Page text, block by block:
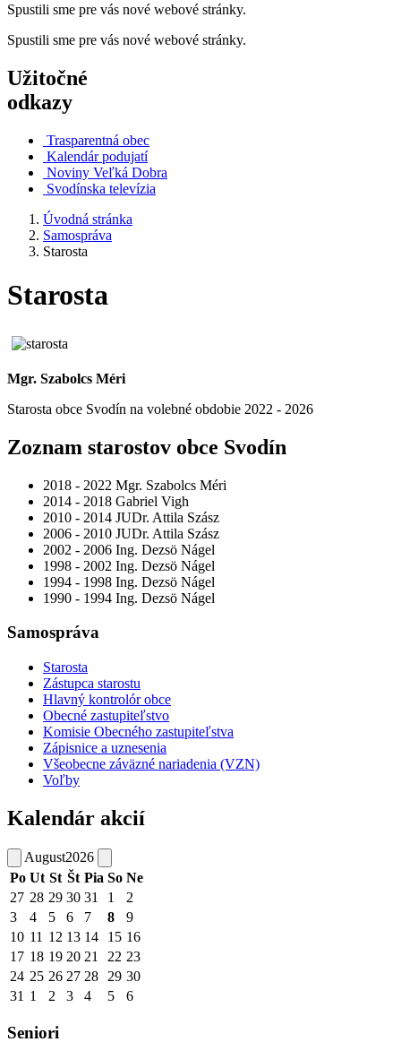
Spustili sme pre vás nové webové stránky.
Spustili sme pre vás nové webové stránky.
Užitočné
odkazy
Trasparentná obec
Kalendár podujatí
Noviny Veľká Dobra
Svodínska televízia
Úvodná stránka
Samospráva
Starosta
Starosta
Mgr. Szabolcs Méri
Starosta obce Svodín na volebné obdobie 2022 - 2026
Zoznam starostov obce Svodín
2018 - 2022 Mgr. Szabolcs Méri
2014 - 2018 Gabriel Vigh
2010 - 2014 JUDr. Attila Szász
2006 - 2010 JUDr. Attila Szász
2002 - 2006 Ing. Dezsö Nágel
1998 - 2002 Ing. Dezsö Nágel
1994 - 1998 Ing. Dezsö Nágel
1990 - 1994 Ing. Dezsö Nágel
Samospráva
Starosta
Zástupca starostu
Hlavný kontrolór obce
Obecné zastupiteľstvo
Komisie Obecného zastupiteľstva
Zápisnice a uznesenia
Všeobecne záväzné nariadenia (VZN)
Voľby
Kalendár akcií
August2026
Po Ut St Št Pia So Ne
27 28 29 30 31 1
2
3
4 5 6 7 8
9
10 11 12 13 14 15 16
17 18 19 20 21 22 23
24 25 26 27 28 29 30
31 1 2 3 4 5 6
Seniori